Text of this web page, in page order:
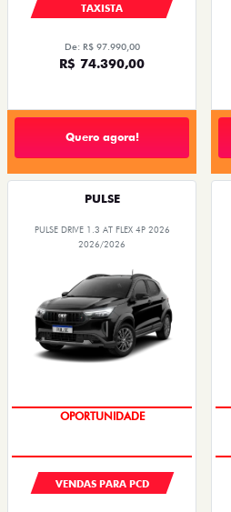
TAXISTA
De: R$ 97.990,00
R$ 74.390,00
Quero agora!
PULSE
PULSE DRIVE 1.3 AT FLEX 4P 2026
2026/2026
OPORTUNIDADE
VENDAS PARA PCD